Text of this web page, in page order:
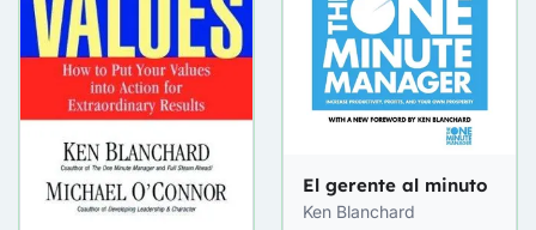
El gerente al minuto
Ken Blanchard